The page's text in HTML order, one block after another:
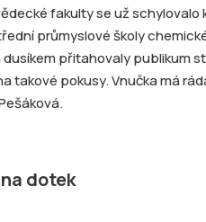
fakulty se už schylovalo
průmyslové školy
přitahovaly publikum
takové pokusy. Vnučka má
dotek